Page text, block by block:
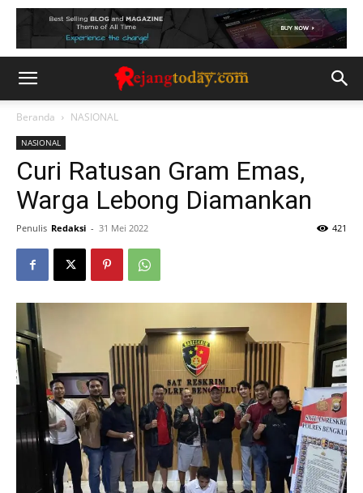
Beranda NASIONAL
NASIONAL
Curi Ratusan Gram Emas,
Warga Lebong Diamankan
Penulis Redaksi - 31 Mei 2022 421